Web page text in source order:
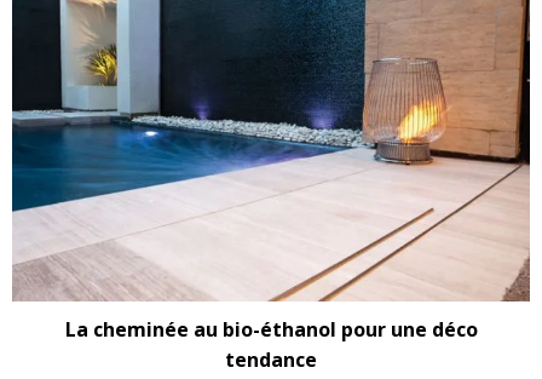
La cheminée au bio-éthanol pour une déco
tendance